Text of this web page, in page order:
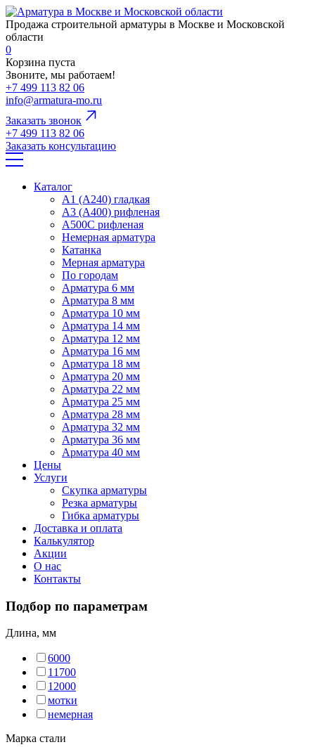
Продажа строительной арматуры в Москве и Московской
области
0
Корзина пуста
Звоните, мы работаем!
+7 499 113 82 06
info@armatura-mo.ru
Заказать звонок
+7 499 113 82 06
Заказать консультацию
Каталог
А1 (А240) гладкая
А3 (А400) рифленая
А500С рифленая
Немерная арматура
Катанка
Мерная арматура
По городам
Арматура 6 мм
Арматура 8 мм
Арматура 10 мм
Арматура 14 мм
Арматура 12 мм
Арматура 16 мм
Арматура 18 мм
Арматура 20 мм
Арматура 22 мм
Арматура 25 мм
Арматура 28 мм
Арматура 32 мм
Арматура 36 мм
Арматура 40 мм
Цены
Услуги
Скупка арматуры
Резка арматуры
Гибка арматуры
Доставка и оплата
Калькулятор
Акции
О нас
Контакты
Подбор по параметрам
Длина, мм
6000
11700
12000
мотки
немерная
Марка стали